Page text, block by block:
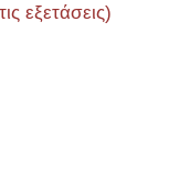
εξετάσεις)